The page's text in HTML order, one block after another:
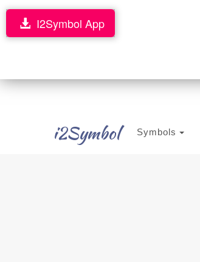
i2Symbol Symbols
I2Symbol App